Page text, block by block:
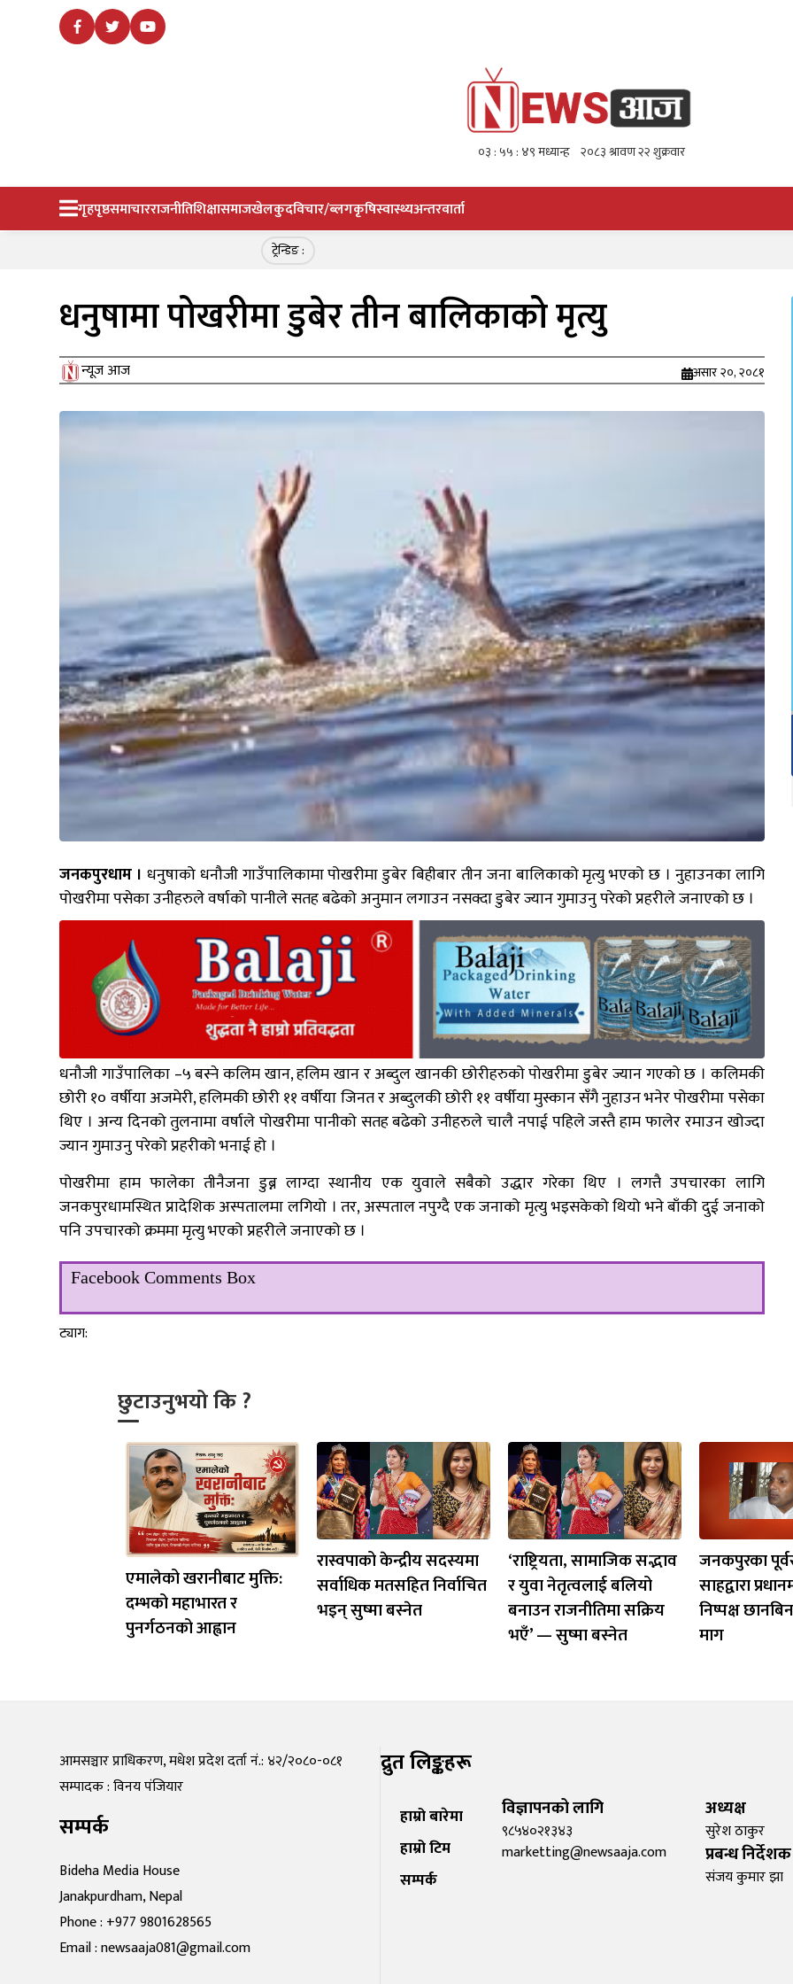
गृहपृष्ठसमाचारराजनीतिशिक्षासमाजखेलकुदविचार/ब्लगकृषिस्वास्थ्यअन्तरवार्ता
ट्रेन्डिङ :
धनुषामा पोखरीमा डुबेर तीन बालिकाको मृत्यु
न्यूज आज असार २०, २०८१
जनकपुरधाम । धनुषाको धनौजी गाउँपालिकामा पोखरीमा डुबेर बिहीबार तीन जना बालिकाको मृत्यु भएको छ । नुहाउनका लागि
पोखरीमा पसेका उनीहरुले वर्षाको पानीले सतह बढेको अनुमान लगाउन नसक्दा डुबेर ज्यान गुमाउनु परेको प्रहरीले जनाएको छ ।
धनौजी गाउँपालिका –५ बस्ने कलिम खान, हलिम खान र अब्दुल खानकी छोरीहरुको पोखरीमा डुबेर ज्यान गएको छ । कलिमकी
छोरी १० वर्षीया अजमेरी, हलिमकी छोरी ११ वर्षीया जिनत र अब्दुलकी छोरी ११ वर्षीया मुस्कान सँगै नुहाउन भनेर पोखरीमा पसेका
थिए । अन्य दिनको तुलनामा वर्षाले पोखरीमा पानीको सतह बढेको उनीहरुले चालै नपाई पहिले जस्तै हाम फालेर रमाउन खोज्दा
ज्यान गुमाउनु परेको प्रहरीको भनाई हो ।
पोखरीमा हाम फालेका तीनैजना डुब्न लाग्दा स्थानीय एक युवाले सबैको उद्धार गरेका थिए । लगत्तै उपचारका लागि
जनकपुरधामस्थित प्रादेशिक अस्पतालमा लगियो । तर, अस्पताल नपुग्दै एक जनाको मृत्यु भइसकेको थियो भने बाँकी दुई जनाको
पनि उपचारको क्रममा मृत्यु भएको प्रहरीले जनाएको छ ।
Facebook Comments Box
ट्याग:
छुटाउनुभयो कि ?
एमालेको खरानीबाट मुक्ति:
दम्भको महाभारत र
पुनर्गठनको आह्वान
रास्वपाको केन्द्रीय सदस्यमा
सर्वाधिक मतसहित निर्वाचित
भइन् सुष्मा बस्नेत
‘राष्ट्रियता, सामाजिक सद्भाव
र युवा नेतृत्वलाई बलियो
बनाउन राजनीतिमा सक्रिय
भएँ’ — सुष्मा बस्नेत
जनकपुरका
साहद्वारा
निष्पक्ष
माग
आमसञ्चार प्राधिकरण, मधेश प्रदेश दर्ता नं.: ४२/२०८०-०८१
सम्पादक : विनय पंजियार
सम्पर्क
Bideha Media House
Janakpurdham, Nepal
Phone : +977 9801628565
Email : newsaaja081@gmail.com
द्रुत लिङ्कहरू
हाम्रो बारेमा
हाम्रो टिम
सम्पर्क
विज्ञापनको लागि
९८५४०२१३४३
marketting@newsaaja.com
अध्यक्ष
सुरेश ठाकुर
प्रबन्ध निर्देशक
संजय कुमार झा